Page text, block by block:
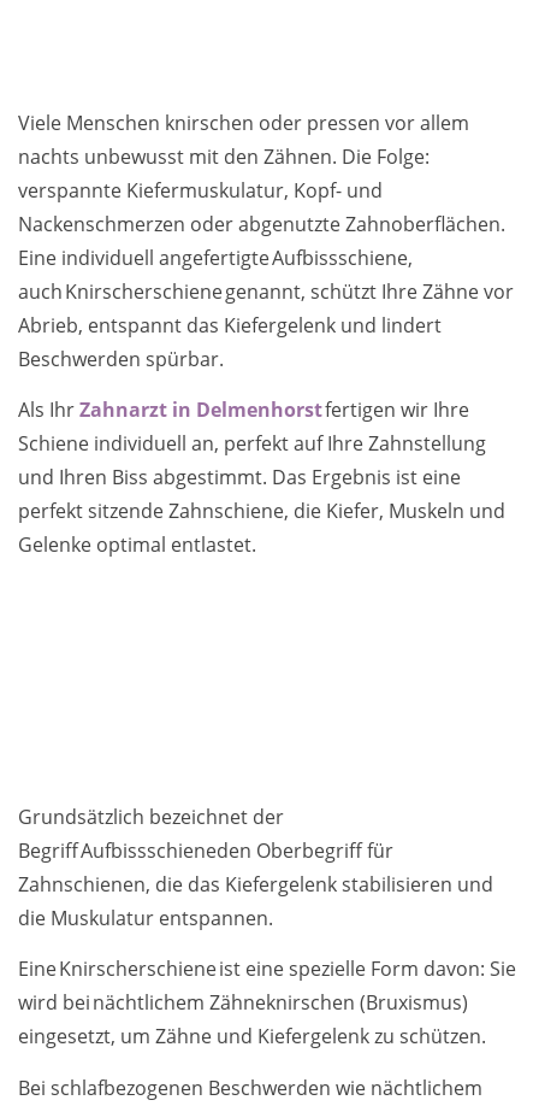
Viele Menschen knirschen oder pressen vor allem
nachts unbewusst mit den Zähnen. Die Folge:
verspannte Kiefermuskulatur, Kopf- und
Nackenschmerzen oder abgenutzte Zahnoberflächen.
Eine individuell angefertigte Aufbissschiene,
auch Knirscherschiene genannt, schützt Ihre Zähne vor
Abrieb, entspannt das Kiefergelenk und lindert
Beschwerden spürbar.
Als IhrZahnarzt in Delmenhorstfertigen wir Ihre
Schiene individuell an, perfekt auf Ihre Zahnstellung
und Ihren Biss abgestimmt. Das Ergebnis ist eine
perfekt sitzende Zahnschiene, die Kiefer, Muskeln und
Gelenke optimal entlastet.
Grundsätzlich bezeichnet der
Begriff Aufbissschieneden Oberbegriff für
Zahnschienen, die das Kiefergelenk stabilisieren und
die Muskulatur entspannen.
Eine Knirscherschiene ist eine spezielle Form davon: Sie
wird bei nächtlichem Zähneknirschen (Bruxismus)
eingesetzt, um Zähne und Kiefergelenk zu schützen.
Bei schlafbezogenen Beschwerden wie nächtlichem